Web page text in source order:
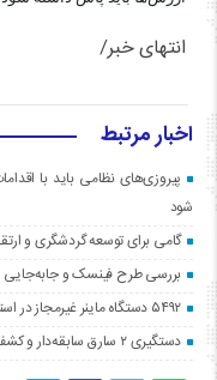
انتهای خبر/
اخبار مرتبط
پیروزی‌های نظامی باید با
شود
گامی برای توسعه گردشگری و
بررسی طرح فینسک و جابه‌جایی
۵۴۹۲ دستگاه ماینر غیرمجاز در استان سمنان جمع‌آوری شد
دستگیری ۲ سارق سابقه‌دار و کشف خودروی سرقتی در مهدیشهر